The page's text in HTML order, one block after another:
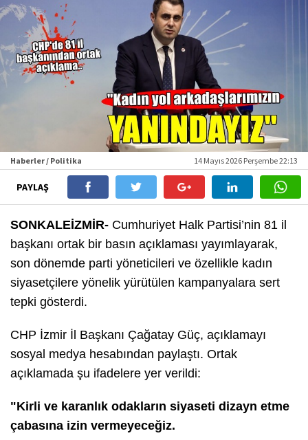
Haberler / Politika 14 Mayıs 2026 Perşembe 22:13
PAYLAŞ
SONKALEİZMİR- Cumhuriyet Halk Partisi’nin 81 il
başkanı ortak bir basın açıklaması yayımlayarak,
son dönemde parti yöneticileri ve özellikle kadın
siyasetçilere yönelik yürütülen kampanyalara sert
tepki gösterdi.
CHP İzmir İl Başkanı Çağatay Güç, açıklamayı
sosyal medya hesabından paylaştı. Ortak
açıklamada şu ifadelere yer verildi:
"Kirli ve karanlık odakların siyaseti dizayn etme
çabasına izin vermeyeceğiz.